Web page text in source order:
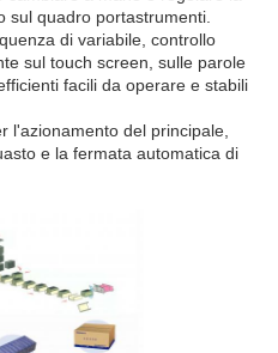
sul quadro portastrumenti.
di variabile, controllo
sul touch screen, sulle parole
facili da operare e stabili
l'azionamento del principale,
e la fermata automatica di